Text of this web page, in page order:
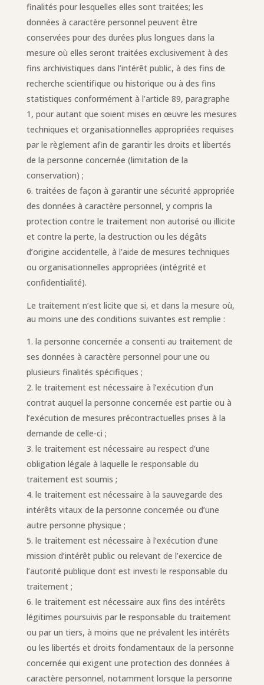
finalités pour lesquelles elles sont traitées; les
données à caractère personnel peuvent être
conservées pour des durées plus longues dans la
mesure où elles seront traitées exclusivement à des
fins archivistiques dans l’intérêt public, à des fins de
recherche scientifique ou historique ou à des fins
statistiques conformément à l’article 89, paragraphe
1, pour autant que soient mises en œuvre les mesures
techniques et organisationnelles appropriées requises
par le règlement afin de garantir les droits et libertés
de la personne concernée (limitation de la
conservation) ;
traitées de façon à garantir une sécurité appropriée
des données à caractère personnel, y compris la
protection contre le traitement non autorisé ou illicite
et contre la perte, la destruction ou les dégâts
d’origine accidentelle, à l’aide de mesures techniques
ou organisationnelles appropriées (intégrité et
confidentialité).
Le traitement n’est licite que si, et dans la mesure où,
au moins une des conditions suivantes est remplie :
la personne concernée a consenti au traitement de
ses données à caractère personnel pour une ou
plusieurs finalités spécifiques ;
le traitement est nécessaire à l’exécution d’un
contrat auquel la personne concernée est partie ou à
l’exécution de mesures précontractuelles prises à la
demande de celle-ci ;
le traitement est nécessaire au respect d’une
obligation légale à laquelle le responsable du
traitement est soumis ;
le traitement est nécessaire à la sauvegarde des
intérêts vitaux de la personne concernée ou d’une
autre personne physique ;
le traitement est nécessaire à l’exécution d’une
mission d’intérêt public ou relevant de l’exercice de
l’autorité publique dont est investi le responsable du
traitement ;
le traitement est nécessaire aux fins des intérêts
légitimes poursuivis par le responsable du traitement
ou par un tiers, à moins que ne prévalent les intérêts
ou les libertés et droits fondamentaux de la personne
concernée qui exigent une protection des données à
caractère personnel, notamment lorsque la personne